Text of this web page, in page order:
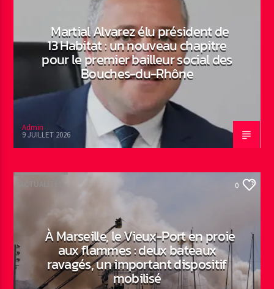
Martial Alvarez élu président de
13 Habitat : un nouveau chapitre
pour le premier bailleur social des
Bouches-du-Rhône
Admin
9 JUILLET 2026
ACTUALITÉS 0
À Marseille, le Vieux-Port en proie
aux flammes : deux bateaux
ravagés, un important dispositif
mobilisé